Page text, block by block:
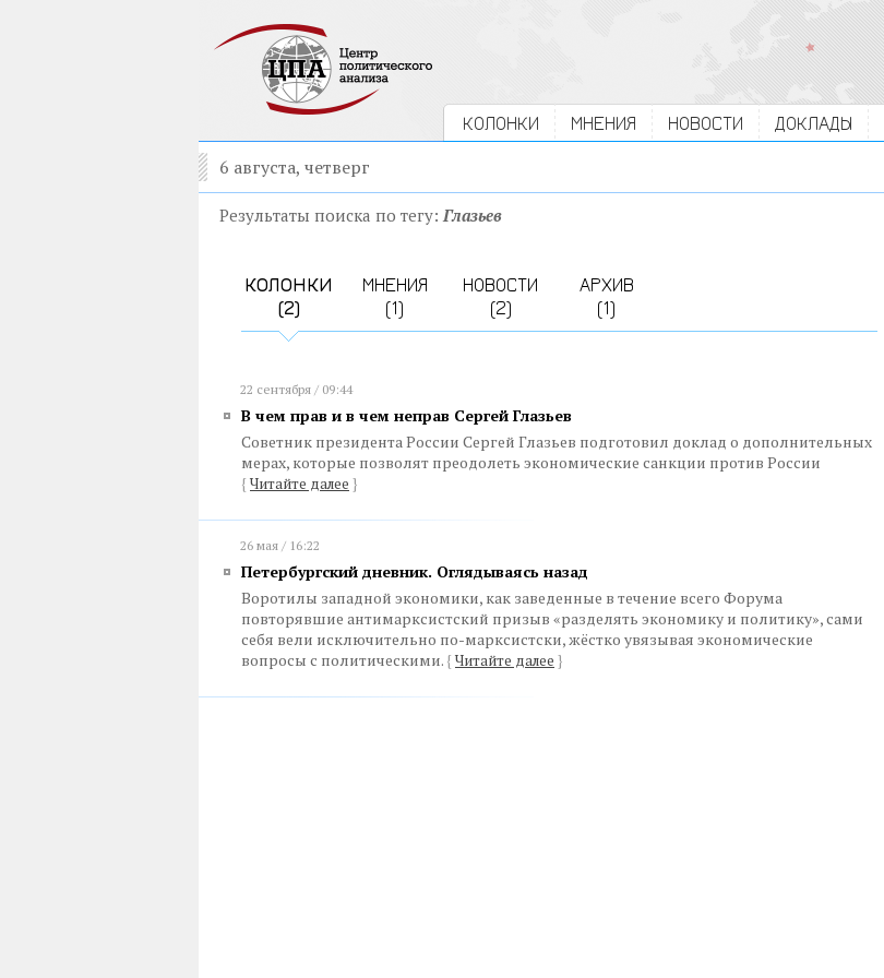
КОЛОНКИ МНЕНИЯ НОВОСТИ ДОКЛАДЫ
6 августа, четверг
Результаты поиска по тегу:Глазьев
КОЛОНКИ
(2)
МНЕНИЯ
(1)
НОВОСТИ
(2)
АРХИВ
(1)
22 сентября / 09:44
В чем прав и в чем неправ Сергей Глазьев
Советник президента России Сергей Глазьев подготовил доклад о дополнительных
мерах, которые позволят преодолеть экономические санкции против России
{ Читайте далее }
26 мая / 16:22
Петербургский дневник. Оглядываясь назад
Воротилы западной экономики, как заведенные в течение всего Форума
повторявшие антимарксистский призыв «разделять экономику и политику», сами
себя вели исключительно по-марксистски, жёстко увязывая экономические
вопросы с политическими. { Читайте далее }